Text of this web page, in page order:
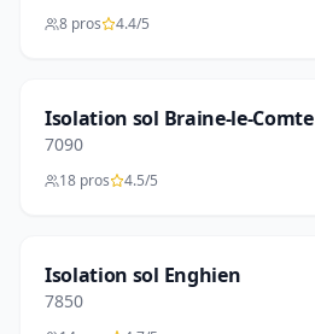
8 pros 4.4/5
Isolation sol Braine-le-Comte
7090
18 pros 4.5/5
Isolation sol Enghien
7850